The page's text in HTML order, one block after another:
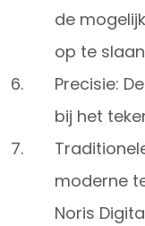
de
op te
Precisie:
bij het
moderne
Noris